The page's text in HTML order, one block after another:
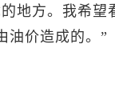
地方。我希
油价造成的。”